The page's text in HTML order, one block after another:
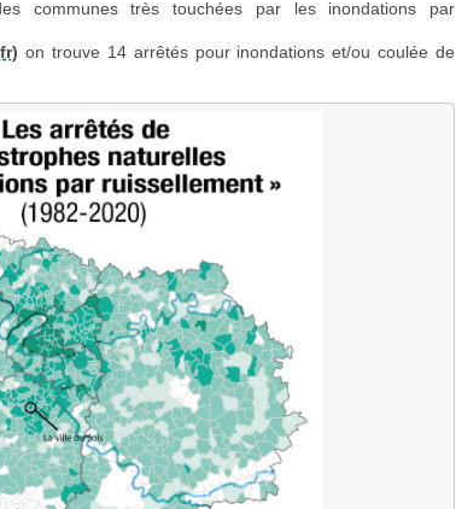
communes très touchées par les inondations par
on trouve 14 arrêtés pour inondations et/ou coulée de